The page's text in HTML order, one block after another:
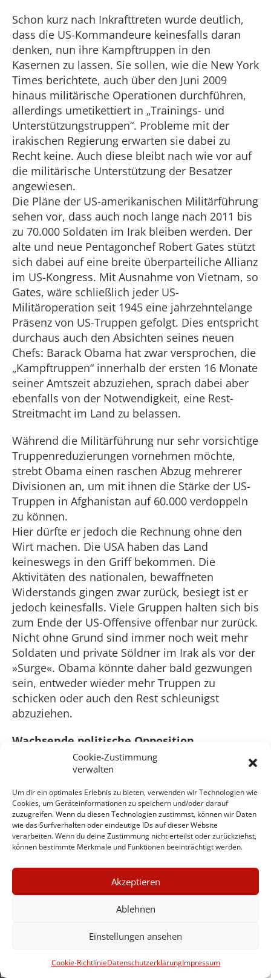
Cookie-Zustimmung
verwalten
Um dir ein optimales Erlebnis zu bieten, verwenden wir Technologien wie
Cookies, um Geräteinformationen zu speichern und/oder darauf
zuzugreifen. Wenn du diesen Technologien zustimmst, können wir Daten
wie das Surfverhalten oder eindeutige IDs auf dieser Website
verarbeiten. Wenn du deine Zustimmung nicht erteilst oder zurückziehst,
können bestimmte Merkmale und Funktionen beeinträchtigt werden.
Akzeptieren
Ablehnen
Einstellungen ansehen
Cookie-RichtlinieDatenschutzerklärungImpressum
Schon kurz nach Inkrafttreten wurde deutlich,
dass die US-Kommandeure keinesfalls daran
denken, nun ihre Kampftruppen in den
Kasernen zu lassen. Sie sollen, wie die New York
Times berichtete, auch über den Juni 2009
hinaus militärische Operationen durchführen,
allerdings umetikettiert in „Trainings- und
Unterstützungstruppen“. Probleme mit der
irakischen Regierung erwarten sie dabei zu
Recht keine. Auch diese bleibt nach wie vor auf
die militärische Unterstützung der Besatzer
angewiesen.
Die Pläne der US-amerikanischen Militärführung
sehen vor, dass auch noch lange nach 2011 bis
zu 70.000 Soldaten im Irak bleiben werden. Der
alte und neue Pentagonchef Robert Gates stützt
sich dabei auf eine breite überparteiliche Allianz
im US-Kongress. Mit Ausnahme von Vietnam, so
Gates, wäre schließlich jeder US-
Militäroperation seit 1945 eine jahrzehntelange
Präsenz von US-Truppen gefolgt. Dies entspricht
durchaus auch den Absichten seines neuen
Chefs: Barack Obama hat zwar versprochen, die
„Kampftruppen“ innerhalb der ersten 16 Monate
seiner Amtszeit abzuziehen, sprach dabei aber
ebenfalls von der Notwendigkeit, eine Rest-
Streitmacht im Land zu belassen.
Während die Militärführung nur sehr vorsichtige
Truppenreduzierungen vornehmen möchte,
strebt Obama einen raschen Abzug mehrerer
Divisionen an, um mit ihnen die Stärke der US-
Truppen in Afghanistan auf 60.000 verdoppeln
zu können.
Hier dürfte er jedoch die Rechnung ohne den
Wirt machen. Die USA haben das Land
keineswegs in den Griff bekommen. Die
Aktivitäten des nationalen, bewaffneten
Widerstands gingen zwar zurück, besiegt ist er
jedoch keinesfalls. Viele Gruppen halten sich bis
zum Ende der US-Offensive offenbar nur zurück.
Nicht ohne Grund sind immer noch weit mehr
Soldaten und private Söldner im Irak als vor der
»Surge«. Obama könnte daher bald gezwungen
sein, entweder wieder mehr Truppen zu
schicken oder auch den Rest schleunigst
abzuziehen.
Wachsende politische Opposition
Unabhängig davon wie sich der militärische
politisch mit ihren ehrgeizigen Plänen nicht
vorangekommen. Auf politischer Ebene wird der
Gegenwind immer schärfer. Der überwiegende
Teil der Bevölkerung hat – über
offensichtlich gründlich voll von der Besatzung,
der sektiererischen Politik der Regierung und
religiösem Extremismus generell. Auf dieser
von den Besatzern geschaffenen Institutionen
wesentlichen Vorhaben erfolgreich blockieren.
×